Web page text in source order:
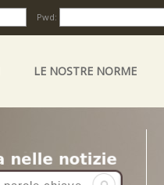
Pwd:
LE NOSTRE NORME